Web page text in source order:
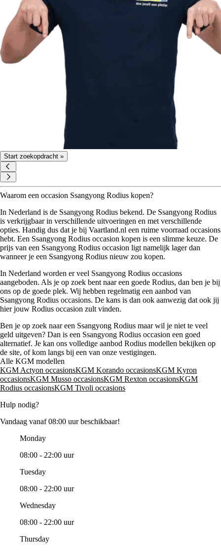
Start zoekopdracht »
Waarom een occasion Ssangyong Rodius kopen?
In Nederland is de Ssangyong Rodius bekend. De Ssangyong Rodius
is verkrijgbaar in verschillende uitvoeringen en met verschillende
opties. Handig dus dat je bij Vaartland.nl een ruime voorraad occasions
hebt. Een Ssangyong Rodius occasion kopen is een slimme keuze. De
prijs van een Ssangyong Rodius occasion ligt namelijk lager dan
wanneer je een Ssangyong Rodius nieuw zou kopen.
In Nederland worden er veel Ssangyong Rodius occasions
aangeboden. Als je op zoek bent naar een goede Rodius, dan ben je bij
ons op de goede plek. Wij hebben regelmatig een aanbod van
Ssangyong Rodius occasions. De kans is dan ook aanwezig dat ook jij
hier jouw Rodius occasion zult vinden.
Ben je op zoek naar een Ssangyong Rodius maar wil je niet te veel
geld uitgeven? Dan is een Ssangyong Rodius occasion een goed
alternatief. Je kan ons volledige aanbod Rodius modellen bekijken op
de site, of kom langs bij een van onze vestigingen.
Alle KGM modellen
KGM Actyon occasionsKGM Korando occasionsKGM Kyron
occasionsKGM Musso occasionsKGM Rexton occasionsKGM
Rodius occasionsKGM Tivoli occasions
Hulp nodig?
Vandaag vanaf 08:00 uur beschikbaar!
Monday
08:00 - 22:00 uur
Tuesday
08:00 - 22:00 uur
Wednesday
08:00 - 22:00 uur
Thursday